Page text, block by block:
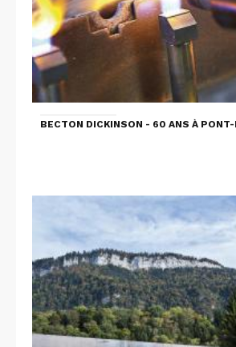
BECTON DICKINSON - 60 ANS À